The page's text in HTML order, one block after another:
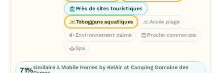
Près de sites touristiques
Toboggans aquatiques Accès plage
Environnement calme Proche commerces
Spa
71%similaire à Mobile Homes by KelAir at Camping Domaine des